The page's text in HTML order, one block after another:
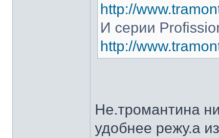
http://
И серии
http://
Не.тромантина
удобнее режу.а